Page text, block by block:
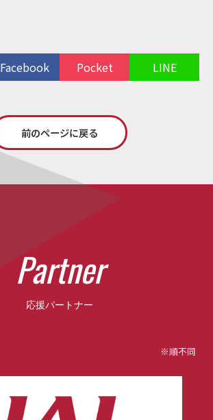
Facebook Pocket LINE
前のページに戻る
Partner
応援パートナー
※順不同